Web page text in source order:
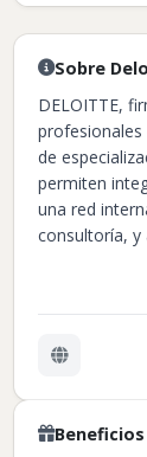
Sobre
DELOITTE,
profesionales
de
permiten
una red
consultoría, y
Beneficios